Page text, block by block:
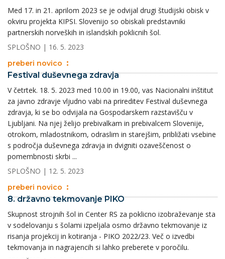
Med 17. in 21. aprilom 2023 se je odvijal drugi študijski obisk v
okviru projekta KIPSI. Slovenijo so obiskali predstavniki
partnerskih norveških in islandskih poklicnih šol.
SPLOŠNO | 16. 5. 2023
preberi novico
Festival duševnega zdravja
V četrtek. 18. 5. 2023 med 10.00 in 19.00, vas Nacionalni inštitut
za javno zdravje vljudno vabi na prireditev Festival duševnega
zdravja, ki se bo odvijala na Gospodarskem razstavišču v
Ljubljani. Na njej želijo prebivalkam in prebivalcem Slovenije,
otrokom, mladostnikom, odraslim in starejšim, približati vsebine
s področja duševnega zdravja in dvigniti ozaveščenost o
pomembnosti skrbi ...
SPLOŠNO | 12. 5. 2023
preberi novico
8. državno tekmovanje PIKO
Skupnost strojnih šol in Center RS za poklicno izobraževanje sta
v sodelovanju s šolami izpeljala osmo državno tekmovanje iz
risanja projekcij in kotiranja - PIKO 2022/23. Več o izvedbi
tekmovanja in nagrajencih si lahko preberete v poročilu.